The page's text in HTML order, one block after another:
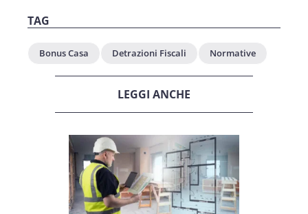
TAG
Bonus Casa Detrazioni Fiscali Normative
LEGGI ANCHE